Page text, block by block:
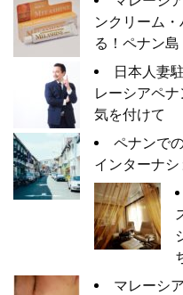
ンクリーム
る！ペナン島
日本人妻
レーシアペ
気を付けて
ペナンで
インターナシ
マレーシ